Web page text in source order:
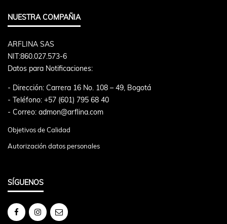
NUESTRA COMPAÑIA
ARFLINA SAS
NIT:860.027.573-6
Datos para Notificaciones:
- Dirección: Carrera 16 No. 108 – 49, Bogotá
- Teléfono: +57 (601) 795 68 40
- Correo: admon@arflina.com
Objetivos de Calidad
Autorización datos personales
SÍGUENOS